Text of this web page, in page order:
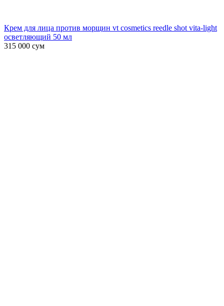
Крем для лица против морщин vt cosmetics reedle shot vita-light
осветляющий 50 мл
315 000 сум